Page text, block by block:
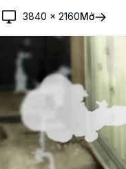
3840 × 2160Mở